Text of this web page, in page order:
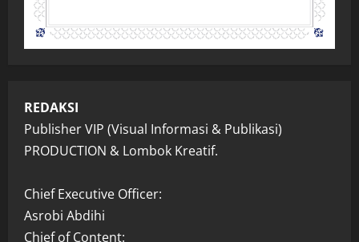
REDAKSI
Publisher VIP (Visual Informasi & Publikasi)
PRODUCTION & Lombok Kreatif.
Chief Executive Officer:
Asrobi Abdihi
Chief of Content: